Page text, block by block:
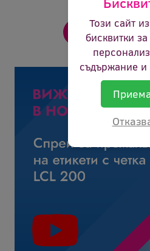
Този сайт
бисквитки
съдържание и